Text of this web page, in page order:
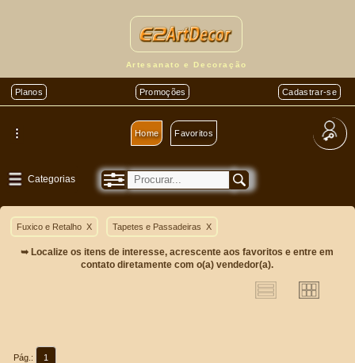
Artesanato e Decoração
Planos Promoções Cadastrar-se
Home Favoritos
Categorias
Fuxico e Retalho X Tapetes e Passadeiras X
➥ Localize os itens de interesse, acrescente aos favoritos e entre em
contato diretamente com o(a) vendedor(a).
Pág.: 1